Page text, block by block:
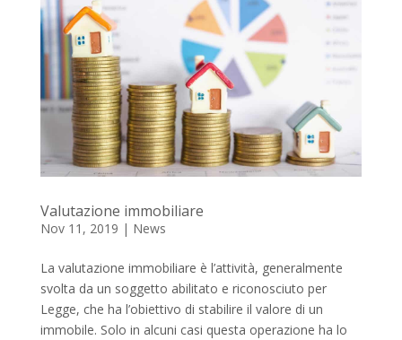
Valutazione immobiliare
Nov 11, 2019 | News
La valutazione immobiliare è l’attività, generalmente
svolta da un soggetto abilitato e riconosciuto per
Legge, che ha l’obiettivo di stabilire il valore di un
immobile. Solo in alcuni casi questa operazione ha lo